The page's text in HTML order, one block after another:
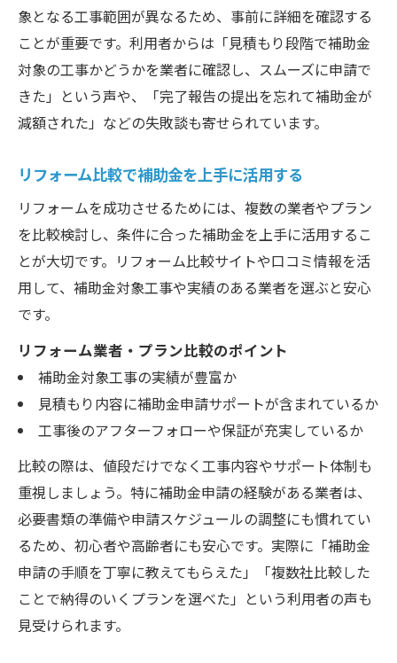
象となる工事範囲が異なるため、事前に詳細を確認する
ことが重要です。利用者からは「見積もり段階で補助金
対象の工事かどうかを業者に確認し、スムーズに申請で
きた」という声や、「完了報告の提出を忘れて補助金が
減額された」などの失敗談も寄せられています。
リフォーム比較で補助金を上手に活用する
リフォームを成功させるためには、複数の業者やプラン
を比較検討し、条件に合った補助金を上手に活用するこ
とが大切です。リフォーム比較サイトや口コミ情報を活
用して、補助金対象工事や実績のある業者を選ぶと安心
です。
リフォーム業者・プラン比較のポイント
補助金対象工事の実績が豊富か
見積もり内容に補助金申請サポートが含まれているか
工事後のアフターフォローや保証が充実しているか
比較の際は、値段だけでなく工事内容やサポート体制も
重視しましょう。特に補助金申請の経験がある業者は、
必要書類の準備や申請スケジュールの調整にも慣れてい
るため、初心者や高齢者にも安心です。実際に「補助金
申請の手順を丁寧に教えてもらえた」「複数社比較した
ことで納得のいくプランを選べた」という利用者の声も
見受けられます。